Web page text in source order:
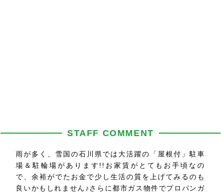
STAFF COMMENT
雨が多く、雪国の石川県では大活躍の「屋根付」駐車
場＆駐輪場があります!!お家賃がとてもお手頃なの
で、余裕がでたお金で少し生活の質を上げてみるのも
良いかもしれません♪さらに都市ガス物件でプロパンガ